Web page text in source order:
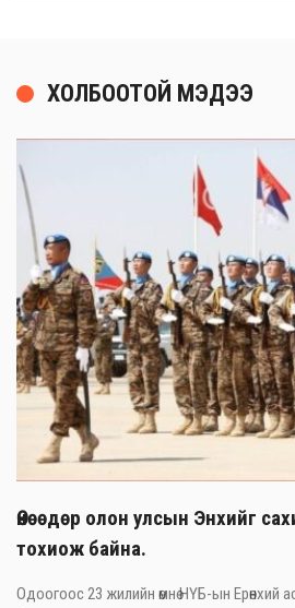
ХОЛБООТОЙ МЭДЭЭ
Өнөөдөр олон улсын Энхийг
тохиож байна.
Одоогоос 23 жилийн өмнө НҮБ-ын Ерөнхий